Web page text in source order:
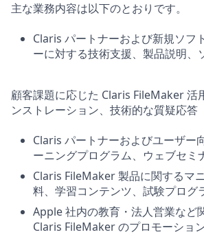
主な業務内容は以下のとおりです。
Claris パートナーおよび新規ソフ
ーに対する技術支援、製品説明、
顧客課題に応じた Claris FileMaker 活
ンストレーション、技術的な質疑応答
Claris パートナーおよびユーザー
ーニングプログラム、ウェブセミ
Claris FileMaker 製品に関するマ
料、学習コンテンツ、試験プログ
Apple 社内の教育・法人営業など
Claris FileMaker のプロモーショ